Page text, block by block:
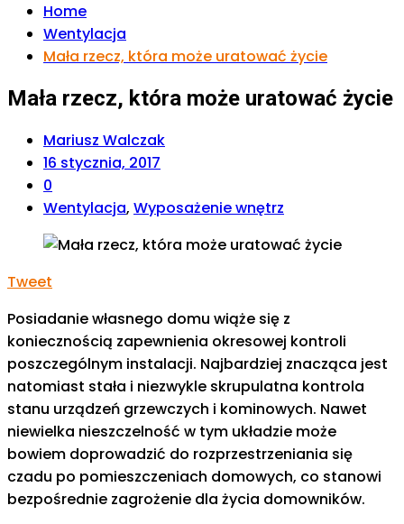
Home
Wentylacja
Mała rzecz, która może uratować życie
Mała rzecz, która może uratować życie
Mariusz Walczak
16 stycznia, 2017
0
Wentylacja, Wyposażenie wnętrz
Tweet
Posiadanie własnego domu wiąże się z
koniecznością zapewnienia okresowej kontroli
poszczególnym instalacji. Najbardziej znacząca jest
natomiast stała i niezwykle skrupulatna kontrola
stanu urządzeń grzewczych i kominowych. Nawet
niewielka nieszczelność w tym układzie może
bowiem doprowadzić do rozprzestrzeniania się
czadu po pomieszczeniach domowych, co stanowi
bezpośrednie zagrożenie dla życia domowników.